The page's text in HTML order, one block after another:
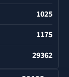
1025
1175
29362